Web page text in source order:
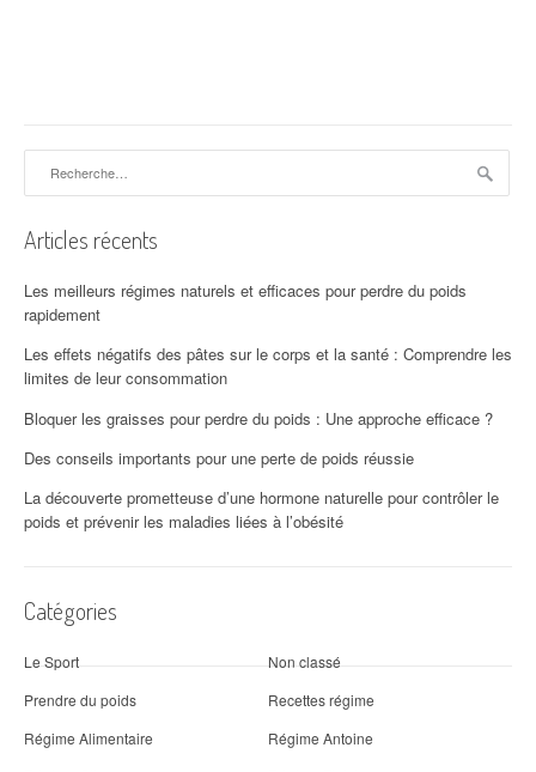
Articles récents
Les meilleurs régimes naturels et efficaces pour perdre du poids
rapidement
Les effets négatifs des pâtes sur le corps et la santé : Comprendre les
limites de leur consommation
Bloquer les graisses pour perdre du poids : Une approche efficace ?
Des conseils importants pour une perte de poids réussie
La découverte prometteuse d’une hormone naturelle pour contrôler le
poids et prévenir les maladies liées à l’obésité
Catégories
Le Sport
Non classé
Prendre du poids
Recettes régime
Régime Alimentaire
Régime Antoine